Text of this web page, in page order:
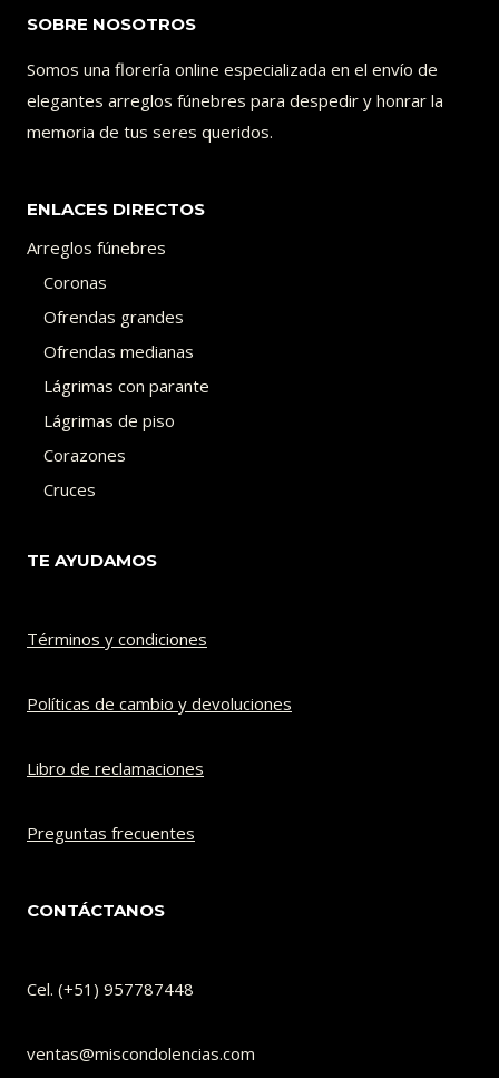
SOBRE NOSOTROS
Somos una florería online especializada en el envío de
elegantes arreglos fúnebres para despedir y honrar la
memoria de tus seres queridos.
ENLACES DIRECTOS
Arreglos fúnebres
Coronas
Ofrendas grandes
Ofrendas medianas
Lágrimas con parante
Lágrimas de piso
Corazones
Cruces
TE AYUDAMOS
Términos y condiciones
Políticas de cambio y devoluciones​
Libro de reclamaciones
Preguntas frecuentes
CONTÁCTANOS
Cel. (+51) 957787448
ventas@miscondolencias.com